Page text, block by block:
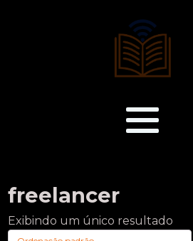
freelancer
Exibindo um único resultado